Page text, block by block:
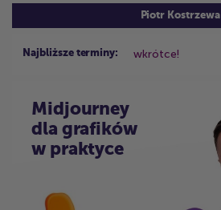
Piotr Kostrzewa
Najbliższe terminy: wkrótce!
Midjourney
dla grafików
w praktyce